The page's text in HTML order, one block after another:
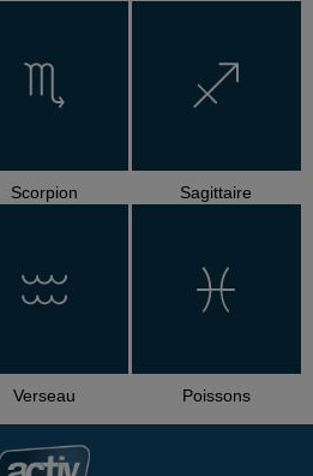
Scorpion Sagittaire
Verseau Poissons